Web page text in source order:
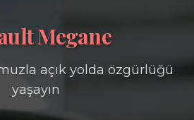
Megane
açık yolda özgürlüğü
yaşayın